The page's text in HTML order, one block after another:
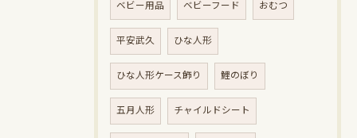
ベビー用品 ベビーフード おむつ
平安武久 ひな人形
ひな人形ケース飾り 鯉のぼり
五月人形 チャイルドシート